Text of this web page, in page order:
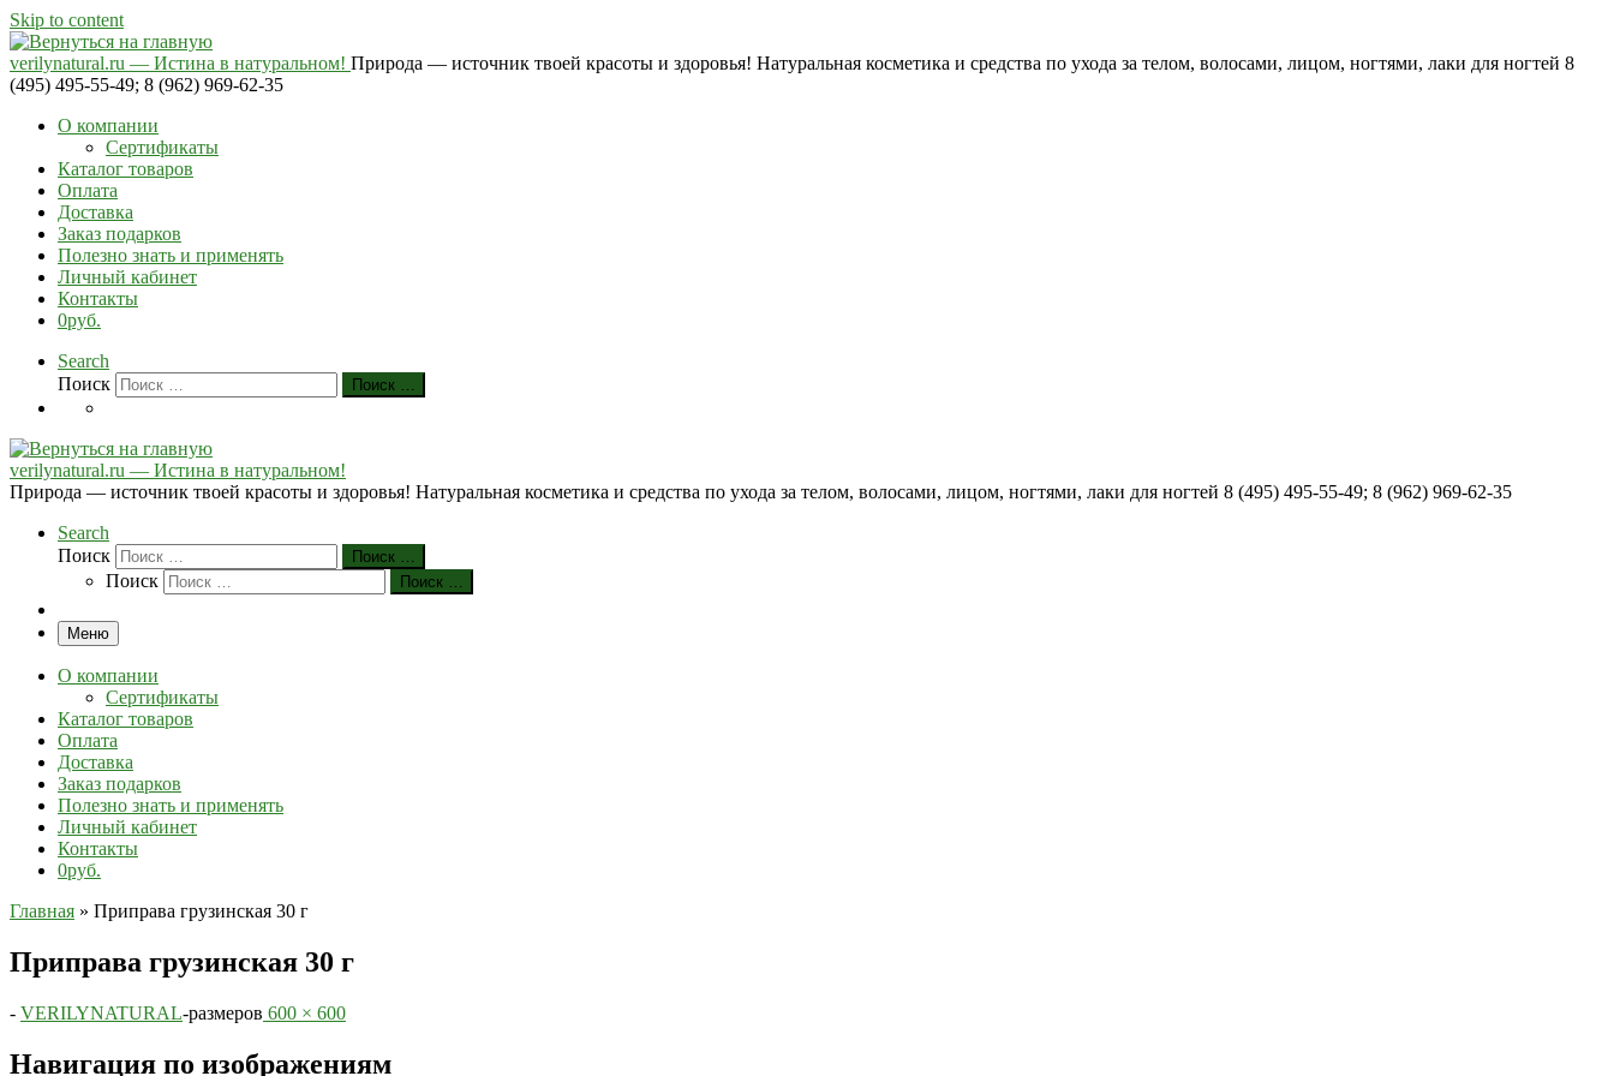
Skip to content
verilynatural.ru — Истина в натуральном! Природа — источник твоей красоты и здоровья! Натуральная косметика и средства по ухода за телом, волосами, лицом, ногтями, лаки для ногтей 8
(495) 495-55-49; 8 (962) 969-62-35
О компании
Сертификаты
Каталог товаров
Оплата
Доставка
Заказ подарков
Полезно знать и применять
Личный кабинет
Контакты
0руб.
Search
Поиск
Поиск …
verilynatural.ru — Истина в натуральном!
Природа — источник твоей красоты и здоровья! Натуральная косметика и средства по ухода за телом, волосами, лицом, ногтями, лаки для ногтей 8 (495) 495-55-49; 8 (962) 969-62-35
Search
Поиск
Поиск …
Поиск Поиск …
Меню
О компании
Сертификаты
Каталог товаров
Оплата
Доставка
Заказ подарков
Полезно знать и применять
Личный кабинет
Контакты
0руб.
Главная » Приправа грузинская 30 г
Приправа грузинская 30 г
- VERILYNATURAL-размеров 600 × 600
Навигация по изображениям